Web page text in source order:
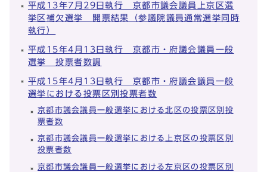
平成13年7月29日執行 京都市議会議員上京区選
挙区補欠選挙 開票結果（参議院議員通常選挙同時
執行）
平成15年4月13日執行 京都市・府議会議員一般
選挙 投票者数調
平成15年4月13日執行 京都市・府議会議員一般
選挙における投票区別投票者数
京都市議会議員一般選挙における北区の投票区別投
票者数
京都市議会議員一般選挙における上京区の投票区別
投票者数
京都市議会議員一般選挙における左京区の投票区別